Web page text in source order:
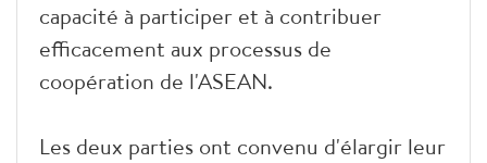
capacité à participer et à contribuer
efficacement aux processus de
coopération de l'ASEAN.
Les deux parties ont convenu d'élargir leur